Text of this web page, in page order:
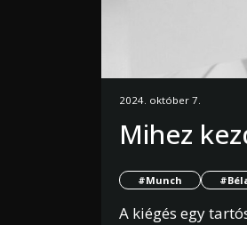
2024. október 7.
Mihez
#Munch
A kiégés egy